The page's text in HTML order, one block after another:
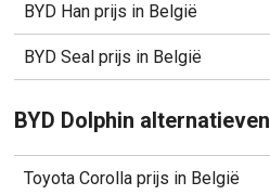
BYD Han prijs in België
BYD Seal prijs in België
BYD Dolphin alternatieven
Toyota Corolla prijs in België